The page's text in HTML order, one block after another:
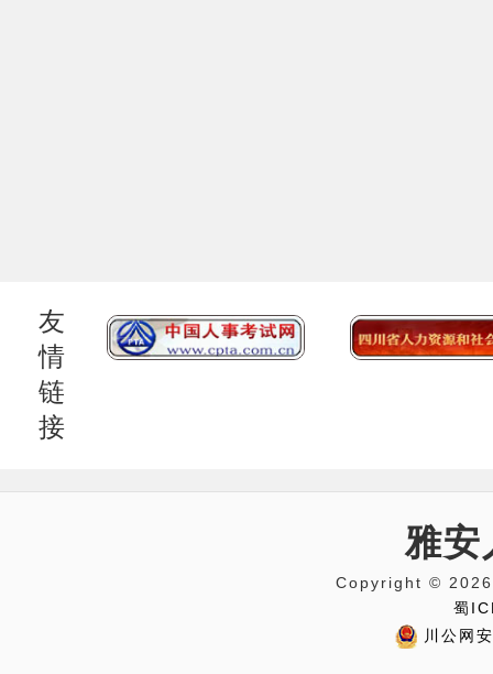
友
情
链
接
雅安
Copyright © 2026-
蜀
川公网